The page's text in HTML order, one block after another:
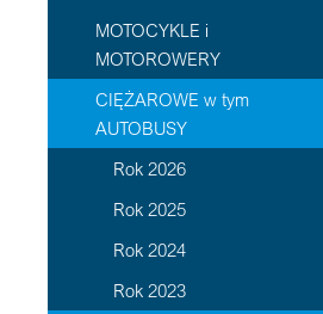
MOTOCYKLE i
MOTOROWERY
CIĘŻAROWE w tym
AUTOBUSY
Rok 2026
Rok 2025
Rok 2024
Rok 2023